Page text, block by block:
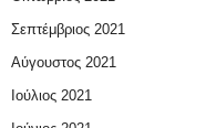
Σεπτέμβριος 2021
Αύγουστος 2021
Ιούλιος 2021